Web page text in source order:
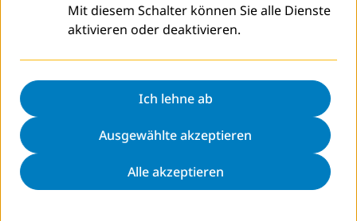
Mit diesem Schalter können Sie alle Dienste
aktivieren oder deaktivieren.
Ich lehne ab
Ausgewählte akzeptieren
Alle akzeptieren